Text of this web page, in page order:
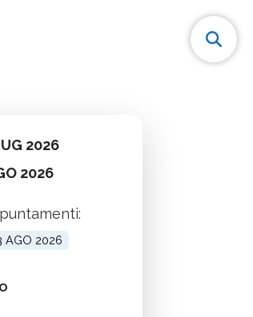
2026
2026
AGO 2026